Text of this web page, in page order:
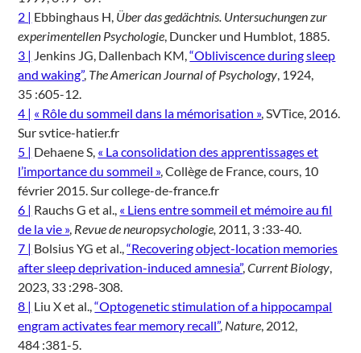
2 | Ebbinghaus H, Über das gedächtnis. Untersuchungen zur
experimentellen Psychologie, Duncker und Humblot, 1885.
3 | Jenkins JG, Dallenbach KM,“Obliviscence during sleep
and waking”, The American Journal of Psychology, 1924,
35 :605-12.
4 | « Rôle du sommeil dans la mémorisation », SVTice, 2016.
Sur svtice-hatier.fr
5 | Dehaene S, « La consolidation des apprentissages et
l’importance du sommeil », Collège de France, cours, 10
février 2015. Sur college-de-france.fr
6 | Rauchs G et al., « Liens entre sommeil et mémoire au fil
de la vie », Revue de neuropsychologie, 2011, 3 :33-40.
7 | Bolsius YG et al.,“Recovering object-location memories
after sleep deprivation-induced amnesia”,Current Biology,
2023, 33 :298-308.
8 | Liu X et al.,“Optogenetic stimulation of a hippocampal
engram activates fear memory recall”, Nature, 2012,
484 :381-5.